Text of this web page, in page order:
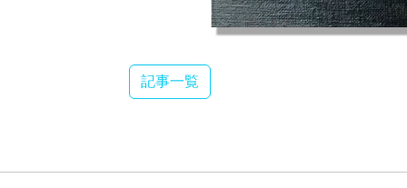
記事一覧